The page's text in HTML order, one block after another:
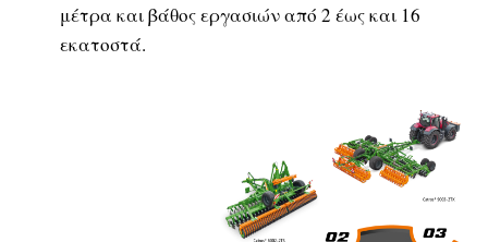
μέτρα και βάθος εργασιών από 2 έως και 16
εκατοστά.